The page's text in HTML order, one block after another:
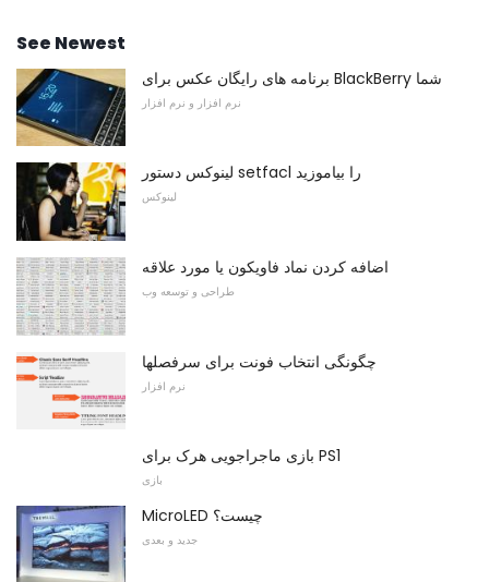
See Newest
برنامه های رایگان عکس برای BlackBerry شما
نرم افزار و نرم افزار
لینوکس دستور setfacl را بیاموزید
لینوکس
اضافه کردن نماد فاویکون یا مورد علاقه
طراحی و توسعه وب
چگونگی انتخاب فونت برای سرفصلها
نرم افزار
بازی ماجراجویی هرک برای PS1
بازی
MicroLED چیست؟
جدید و بعدی